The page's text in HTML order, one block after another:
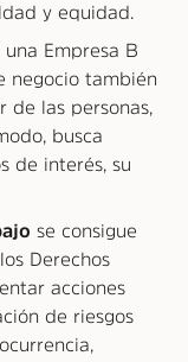
y equidad.
Empresa B
negocio también
las personas,
busca
de interés, su
se consigue
Derechos
acciones
de riesgos